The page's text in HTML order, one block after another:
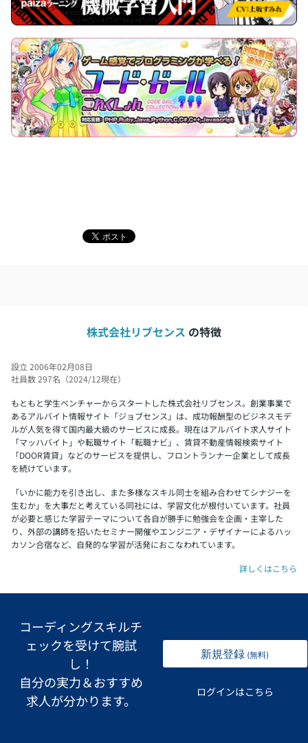
株式会社リブセンス の特徴
設立 2006年02月08日
社員数 297名（2024/12現在）
もともと学生ベンチャーからスタートした株式会社リブセンス。創業事業で
あるアルバイト情報サイト「ジョブセンス」は、成功報酬型のビジネスモデ
ルが人気を得て国内最大級のサービスに成長。現在はアルバイト求人サイト
「マッハバイト」や転職サイト「転職ナビ」、賃貸不動産情報検索サイト
「DOOR賃貸」などのサービスを提供し、フロントランナー企業として成長
を続けています。
「いかに能力を引き出し、また多様なスキル同士を組み合わせてシナジーを
生むか」を大事だと考えている同社には、学習文化が根付いています。社員
が必要と感じた学習テーマについて各自が勝手に勉強会を企画・主宰した
り、外部の講師を招いたセミナー開催やエンジニア・デザイナーによるハッ
カソン合宿など、自発的な学習が活発におこなわれています。
詳しくはこちら
コーディングスキルチ
ェックを受けて腕試
し！
自分の実力＆おすすめ
求人が分かります。
新規登録 (無料)
ログインはこちら